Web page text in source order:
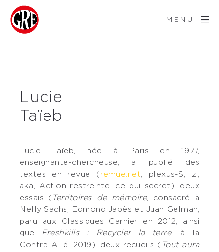
MENU
Lucie
Taïeb
Lucie Taïeb, née à Paris en 1977,
enseignante-chercheuse, a publié des
textes en revue (remue.net , plexus-S, z:,
aka, Action restreinte, ce qui secret), deux
essais ( Territoires de mémoire, consacré à
Nelly Sachs, Edmond Jabès et Juan Gelman,
paru aux Classiques Garnier en 2012, ainsi
que Freshkills : Recycler la terre, à la
Contre-Allé, 2019), deux recueils ( Tout aura